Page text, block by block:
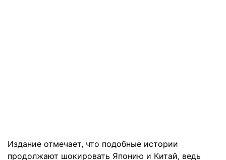
Издание отмечает, что подобные истории
продолжают шокировать Японию и Китай, ведь